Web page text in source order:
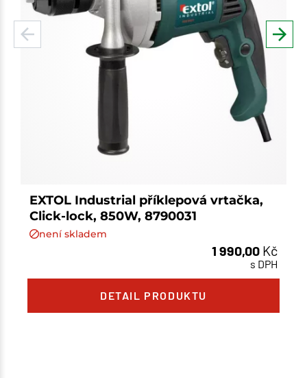
EXTOL Industrial příklepová vrtačka,
Click-lock, 850W, 8790031
není skladem
1 990,00 Kč
s DPH
DETAIL PRODUKTU
Množství